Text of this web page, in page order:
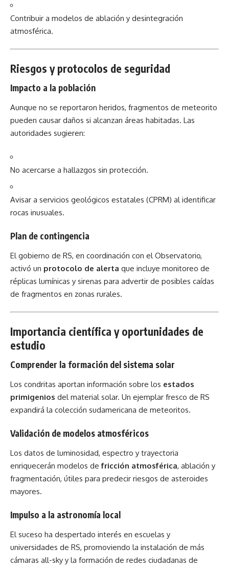
Contribuir a modelos de ablación y desintegración
atmosférica.
Riesgos y protocolos de seguridad
Impacto a la población
Aunque no se reportaron heridos, fragmentos de meteorito
pueden causar daños si alcanzan áreas habitadas. Las
autoridades sugieren:
No acercarse a hallazgos sin protección.
Avisar a servicios geológicos estatales (CPRM) al identificar
rocas inusuales.
Plan de contingencia
El gobierno de RS, en coordinación con el Observatorio,
activó un protocolo de alerta que incluye monitoreo de
réplicas lumínicas y sirenas para advertir de posibles caídas
de fragmentos en zonas rurales.
Importancia científica y oportunidades de
estudio
Comprender la formación del sistema solar
Los condritas aportan información sobre los estados
primigenios del material solar. Un ejemplar fresco de RS
expandirá la colección sudamericana de meteoritos.
Validación de modelos atmosféricos
Los datos de luminosidad, espectro y trayectoria
enriquecerán modelos defricción atmosférica, ablación y
fragmentación, útiles para predecir riesgos de asteroides
mayores.
Impulso a la astronomía local
El suceso ha despertado interés en escuelas y
universidades de RS, promoviendo la instalación de más
cámaras all-sky y la formación de redes ciudadanas de